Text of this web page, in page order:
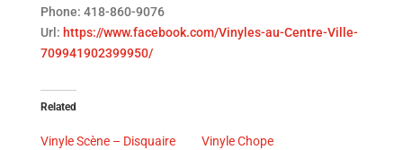
Phone: 418-860-9076
Url: https://www.facebook.com/Vinyles-au-Centre-Ville-
709941902399950/
Related
Vinyle Scène – Disquaire
Vinyle Chope